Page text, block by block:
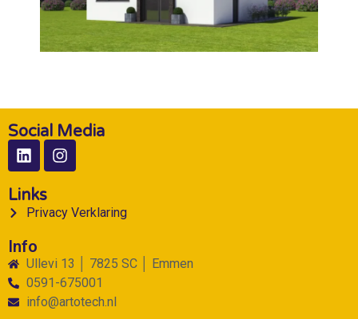
Social Media
Links
Privacy Verklaring
Info
Ullevi 13 │ 7825 SC │ Emmen
0591-675001
info@artotech.nl